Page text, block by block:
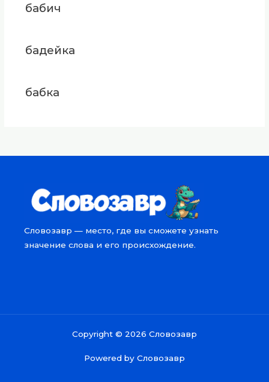
бабич
бадейка
бабка
Словозавр — место, где вы сможете узнать
значение слова и его происхождение.
Copyright © 2026 Словозавр
Powered by Словозавр